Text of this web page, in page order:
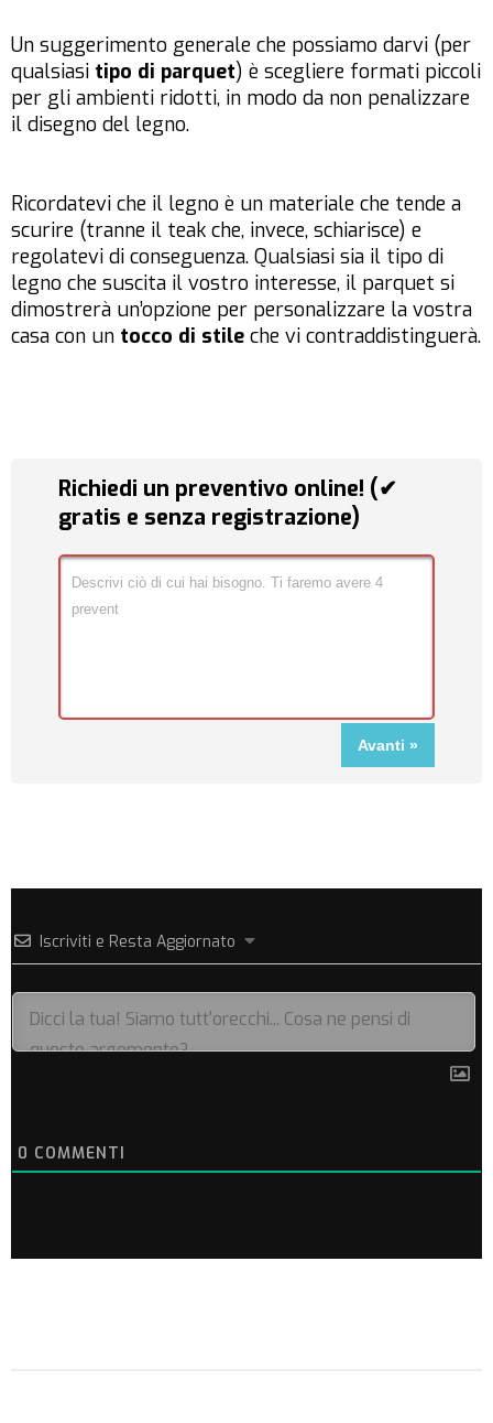
Un suggerimento generale che possiamo darvi (per
qualsiasi tipo di parquet) è scegliere formati piccoli
per gli ambienti ridotti, in modo da non penalizzare
il disegno del legno.
Ricordatevi che il legno è un materiale che tende a
scurire (tranne il teak che, invece, schiarisce) e
regolatevi di conseguenza. Qualsiasi sia il tipo di
legno che suscita il vostro interesse, il parquet si
dimostrerà un’opzione per personalizzare la vostra
casa con un tocco di stile che vi contraddistinguerà.
Richiedi un preventivo online! (✔
gratis e senza registrazione)
Iscriviti e Resta Aggiornato
0 COMMENTI